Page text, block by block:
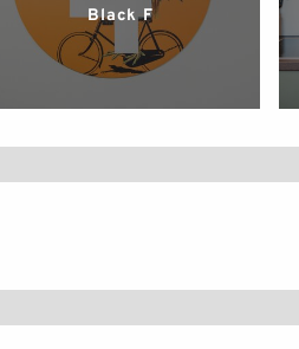
Black F